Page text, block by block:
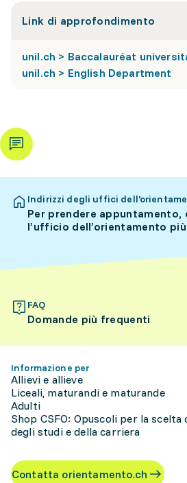
Link di approfondimento
unil.ch > Baccalauréat
unil.ch > English Department
Indirizzi degli uffici
Per prendere
l’ufficio dell’orientamento
FAQ
Domande più frequenti
Informazione per
Allievi e allieve
Liceali, maturandi e maturande
Adulti
Shop CSFO: Opuscoli per la
degli studi e della carriera
Contatta orientamento.ch